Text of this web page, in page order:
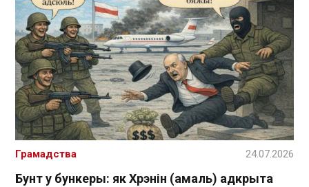
Бунт у бункеры: як Хрэнін (амаль) адкрыта
Грамадства 24.07.2026